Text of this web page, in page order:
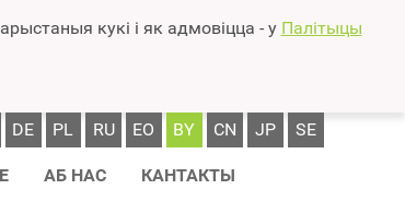
кукі і як адмовіцца - у Палітыцы
DE PL RU EO BY CN JP SE
АБ НАС КАНТАКТЫ